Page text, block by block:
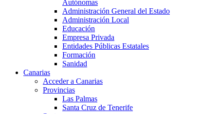
Autónomas
Administración General del Estado
Administración Local
Educación
Empresa Privada
Entidades Públicas Estatales
Formación
Sanidad
Canarias
Acceder a Canarias
Provincias
Las Palmas
Santa Cruz de Tenerife